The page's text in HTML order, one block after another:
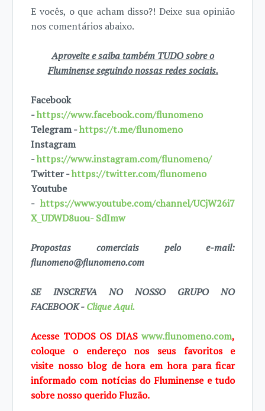
E vocês, o que acham disso?! Deixe sua opinião
nos comentários abaixo.
Aproveite e saiba também TUDO sobre o
Fluminense seguindo nossas redes sociais.
Facebook
-https://www.facebook.com/flunomeno
Telegram -https://t.me/flunomeno
Instagram
-https://www.instagram.com/flunomeno/
Twitter -https://twitter.com/flunomeno
Youtube
-https://www.youtube.com/channel/UCjW26i7
X_UDWD8uou- SdImw
Propostas comerciais pelo e-mail:
flunomeno@flunomeno.com
SE INSCREVA NO NOSSO GRUPO NO
FACEBOOK -Clique Aqui.
Acesse TODOS OS DIASwww.flunomeno.com,
coloque o endereço nos seus favoritos e
visite nosso blog dehora em hora para ficar
informado com notícias do Fluminense e tudo
sobrenosso querido Fluzão.